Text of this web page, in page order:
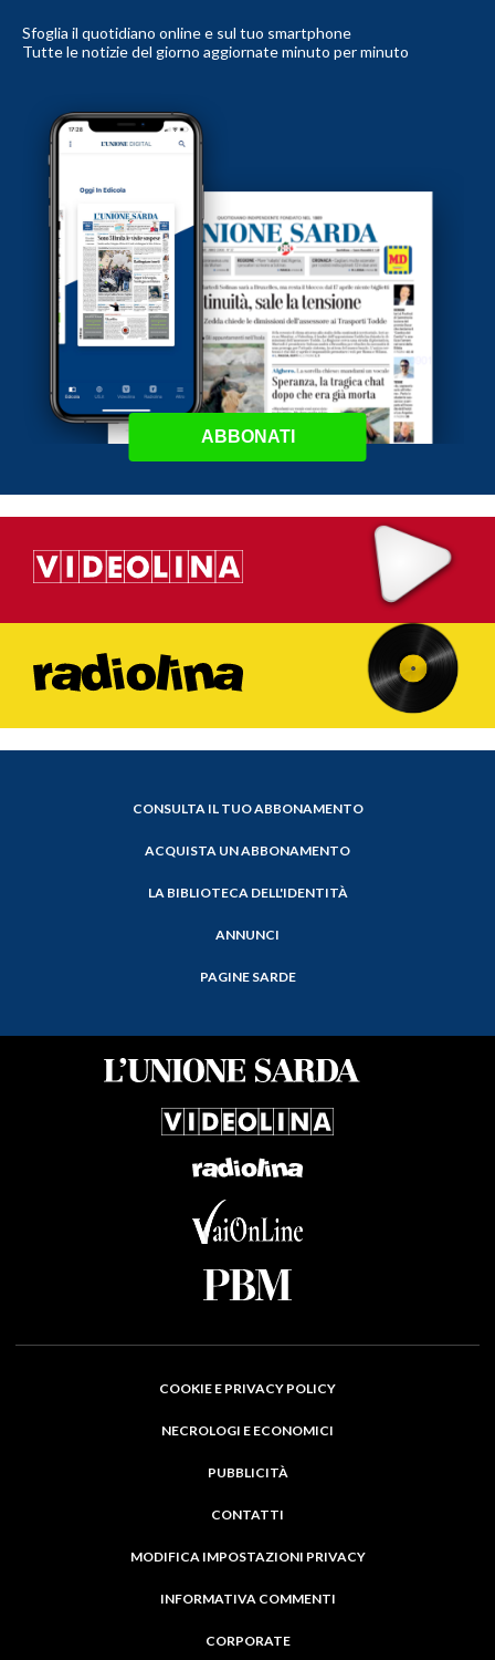
Sfoglia il quotidiano online e sul tuo smartphone
Tutte le notizie del giorno aggiornate minuto per minuto
ABBONATI
CONSULTA IL TUO ABBONAMENTO
ACQUISTA UN ABBONAMENTO
LA BIBLIOTECA DELL'IDENTITÀ
ANNUNCI
PAGINE SARDE
COOKIE E PRIVACY POLICY
NECROLOGI E ECONOMICI
PUBBLICITÀ
CONTATTI
MODIFICA IMPOSTAZIONI PRIVACY
INFORMATIVA COMMENTI
CORPORATE